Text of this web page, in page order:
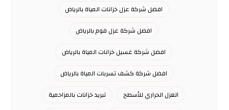
افضل شركة عزل خزانات المياة بالرياض
افضل شركة عزل فوم بالرياض
افضل شركة غسيل خزانات المياة بالرياض
افضل شركة كشف تسربات المياة بالرياض
العزل الحراري للأسطح
تبريد خزانات بالمزاحمية